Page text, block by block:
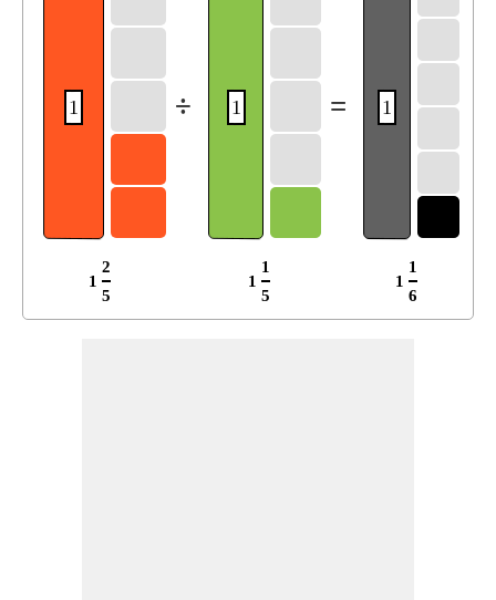
1
1
2
5
÷ 1
1
1
5
= 1
1
1
6